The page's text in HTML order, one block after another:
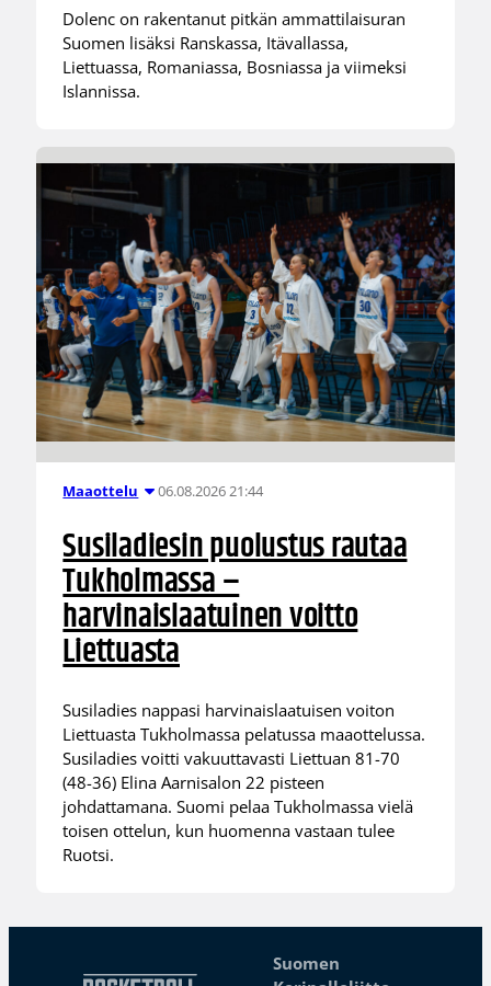
Dolenc on rakentanut pitkän ammattilaisuran
Suomen lisäksi Ranskassa, Itävallassa,
Liettuassa, Romaniassa, Bosniassa ja viimeksi
Islannissa.
Maaottelu 06.08.2026 21:44
Susiladiesin puolustus rautaa
Tukholmassa –
harvinaislaatuinen voitto
Liettuasta
Susiladies nappasi harvinaislaatuisen voiton
Liettuasta Tukholmassa pelatussa maaottelussa.
Susiladies voitti vakuuttavasti Liettuan 81-70
(48-36) Elina Aarnisalon 22 pisteen
johdattamana. Suomi pelaa Tukholmassa vielä
toisen ottelun, kun huomenna vastaan tulee
Ruotsi.
Suomen